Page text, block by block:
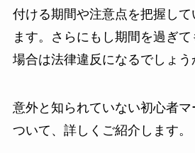
付ける期間や注意点を把握し
ます。さらにもし期間を過ぎ
場合は法律違反になるでしょう
意外と知られていない初心者
ついて、詳しくご紹介します。